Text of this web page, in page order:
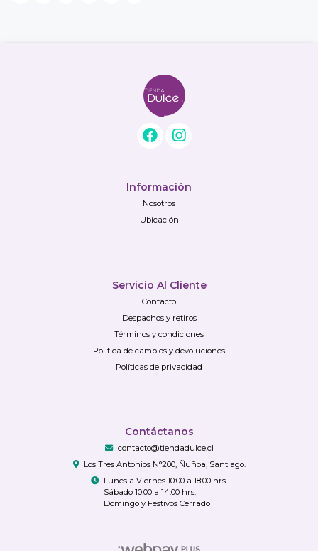
Información
Nosotros
Ubicación
Servicio Al Cliente
Contacto
Despachos y retiros
Términos y condiciones
Política de cambios y devoluciones
Políticas de privacidad
Contáctanos
contacto@tiendadulce.cl
Los Tres Antonios N°200, Ñuñoa, Santiago.
Lunes a Viernes 10:00 a 18:00 hrs.
Sábado 10:00 a 14:00 hrs.
Domingo y Festivos Cerrado